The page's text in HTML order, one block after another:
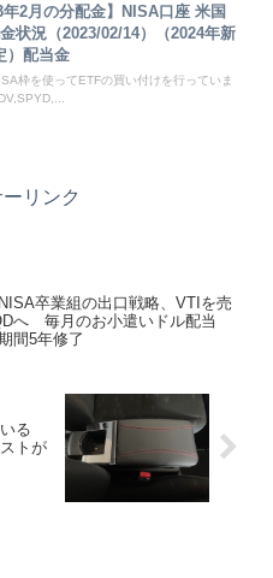
2月の分配金】NISA口座 米国
状況（2023/02/14）（2024年新
）配当金
枠を使ってETFの買い付けを行っていま
リンク
卒業組の出口戦略、VTIを売
へ 毎月のお小遣いドル配当
間5年修了
る
トが